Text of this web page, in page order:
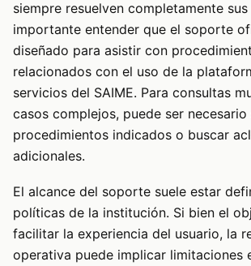
siempre resuelven completamente
importante entender que el soporte
diseñado para asistir con
relacionados con el uso de la
servicios del SAIME. Para consultas
casos complejos, puede ser
procedimientos indicados o buscar
adicionales.
El alcance del soporte suele estar
políticas de la institución. Si bien el
facilitar la experiencia del usuario, la
operativa puede implicar limitaciones